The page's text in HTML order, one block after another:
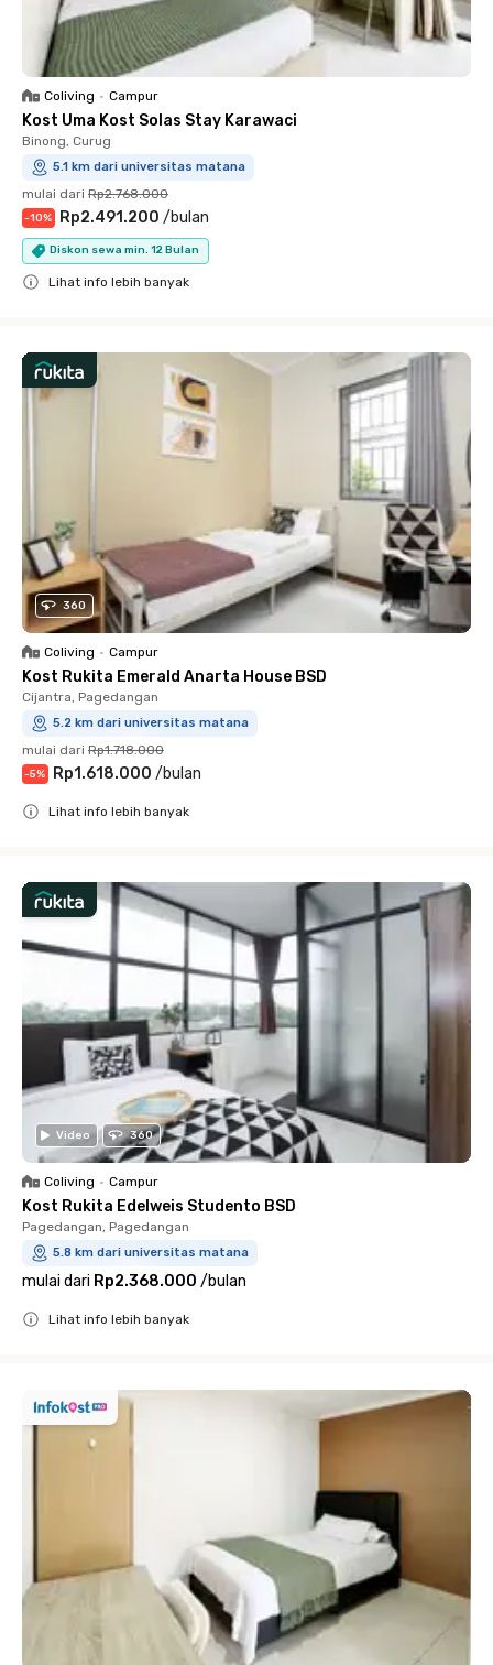
Coliving • Campur
Kost Uma Kost Solas Stay Karawaci
Binong, Curug
5.1 km dari universitas matana
mulai dari Rp2.768.000
-10% Rp2.491.200 /bulan
Diskon sewa min. 12 Bulan
Lihat info lebih banyak
360
Coliving • Campur
Kost Rukita Emerald Anarta House BSD
Cijantra, Pagedangan
5.2 km dari universitas matana
mulai dari Rp1.718.000
-5% Rp1.618.000 /bulan
Lihat info lebih banyak
Video 360
Coliving • Campur
Kost Rukita Edelweis Studento BSD
Pagedangan, Pagedangan
5.8 km dari universitas matana
mulai dari Rp2.368.000 /bulan
Lihat info lebih banyak